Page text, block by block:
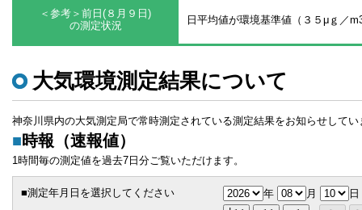
＜参考＞前日(８月９日)
の測定状況
日平均値が環境基準値（３５μｇ／
大気環境測定結果について
神奈川県内の大気測定局で常時測定されている測定結果をお知らせしてい
■時報（速報値）
1時間毎の測定値を過去7日分ご覧いただけます。
■測定年月日を選択してください 年 月 日